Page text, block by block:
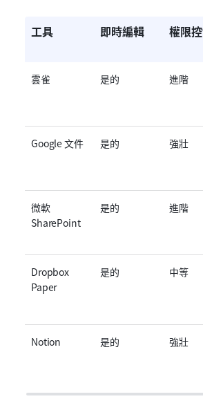
工具 即時編輯 權限
雲雀 是的 進階
Google 文件 是的 強壯
微軟
SharePoint
是的 進階
Dropbox
Paper
是的 中等
Notion 是的 強壯